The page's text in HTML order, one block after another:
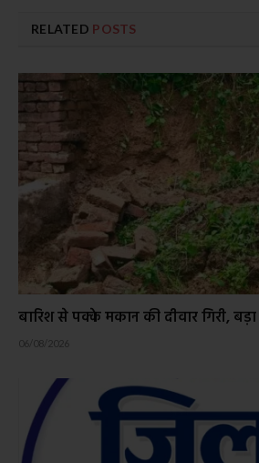
RELATED POSTS
बारिश से पक्के मकान की दीवार गिरी,
06/08/2026